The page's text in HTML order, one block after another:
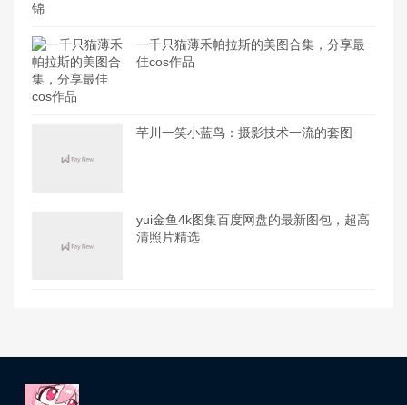
一千只猫薄禾帕拉斯的美图合集，分享最
佳cos作品
芊川一笑小蓝鸟：摄影技术一流的套图
yui金鱼4k图集百度网盘的最新图包，超高
清照片精选